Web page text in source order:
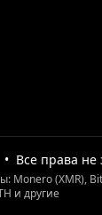
• Все права
(XMR),
и другие